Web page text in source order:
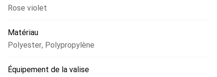
optimale des bagages. Cet ensemble est non seulement
fait un excellent choix pour les voyageurs modernes.
Rose violet
Matériau
Polyester, Polypropylène
Équipement de la valise